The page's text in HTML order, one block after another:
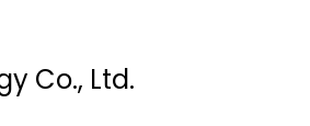
Co., Ltd.